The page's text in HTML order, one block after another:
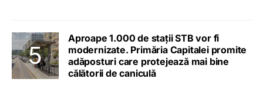
Aproape 1.000 de stații STB vor fi
modernizate. Primăria Capitalei promite
adăposturi care protejează mai bine
călătorii de caniculă